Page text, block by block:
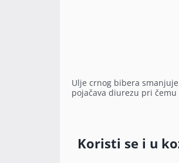
Ulje crnog bibera
pojačava diurezu pri
Koristi se i u